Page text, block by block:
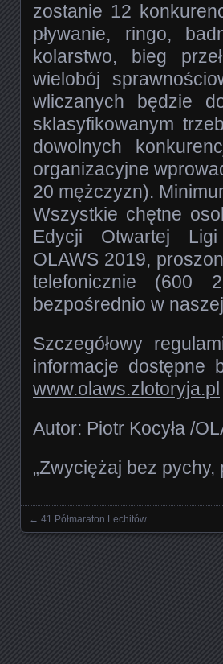
zostanie 12
pływanie, ringo,
kolarstwo, bieg
wielobój
wliczanych będzie
sklasyfikowanym
dowolnych
organizacyjne
20 mężczyzn).
Wszystkie chętne
Edycji Otwartej
OLAWS 2019,
telefonicznie
bezpośrednio w
Szczegółowy
informacje dostępne
www.olaws.zlotoryja.pl
Autor: Piotr Kocyła /
„Zwyciężaj bez
Nawigowanie wpisami
← 41 Półmaraton Lechitów